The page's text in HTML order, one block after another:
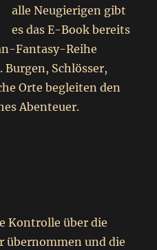
alle Neugierigen gibt
es das E-Book bereits
Fantasy-Reihe
Schlösser,
Orte begleiten den
Abenteuer.
Kontrolle über die
übernommen und die